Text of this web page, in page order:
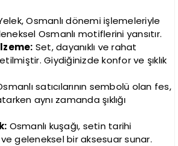
Osmanlı dönemi işlemeleriyle
Osmanlı motiflerini yansıtır.
Set, dayanıklı ve rahat
Giydiğinizde konfor ve şıklık
satıcılarının sembolü olan fes,
aynı zamanda şıklığı
Osmanlı kuşağı, setin tarihi
geleneksel bir aksesuar sunar.